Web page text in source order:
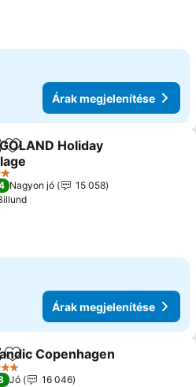
Árak megjelenítése
Hozzáadás a kedvencekhez
Holiday
Nagyon jó
15 058
Árak megjelenítése
Hozzáadás a kedvencekhez
Copenhagen
Jó
16 046